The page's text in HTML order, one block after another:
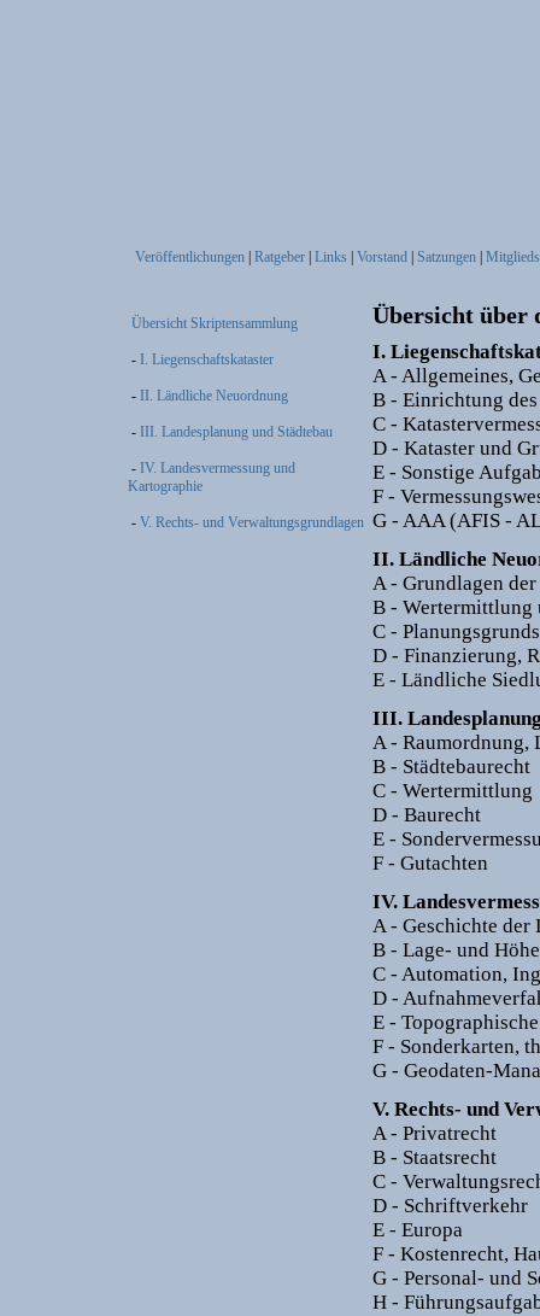
Veröffentlichungen Ratgeber Links Vorstand Satzungen
Übersicht Skriptensammlung
- I. Liegenschaftskataster
- II. Ländliche Neuordnung
- III. Landesplanung und Städtebau
- IV. Landesvermessung und
Kartographie
- V. Rechts- und Verwaltungsgrundlagen
Übersicht über
I.
A - Allgemeines,
B - Einrichtung
C -
D - Kataster und
E - Sonstige
F -
G - AAA (AFIS -
II. Ländliche
A - Grundlagen
B - Wertermittlung
C -
D - Finanzierung,
E - Ländliche
III.
A - Raumordnung,
B - Städtebaurecht
C - Wertermittlung
D - Baurecht
E -
F - Gutachten
IV.
A - Geschichte der
B - Lage- und
C - Automation,
D -
E -
F - Sonderkarten,
G - Geodaten-
V. Rechts- und
A - Privatrecht
B - Staatsrecht
C -
D - Schriftverkehr
E - Europa
F - Kostenrecht,
G - Personal- und
H -